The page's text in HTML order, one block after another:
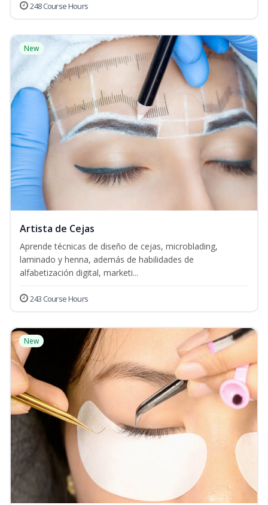
248 Course Hours
New
Artista de Cejas
Aprende técnicas de diseño de cejas, microblading,
laminado y henna, además de habilidades de
alfabetización digital, marketi...
243 Course Hours
New